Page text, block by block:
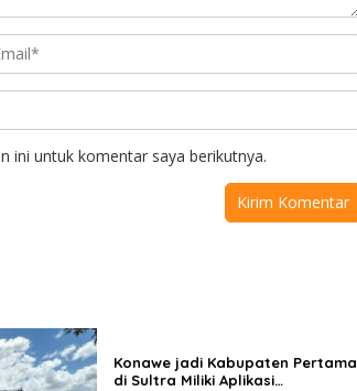
ini untuk komentar saya berikutnya.
Konawe jadi Kabupaten Pertama
di Sultra Miliki Aplikasi